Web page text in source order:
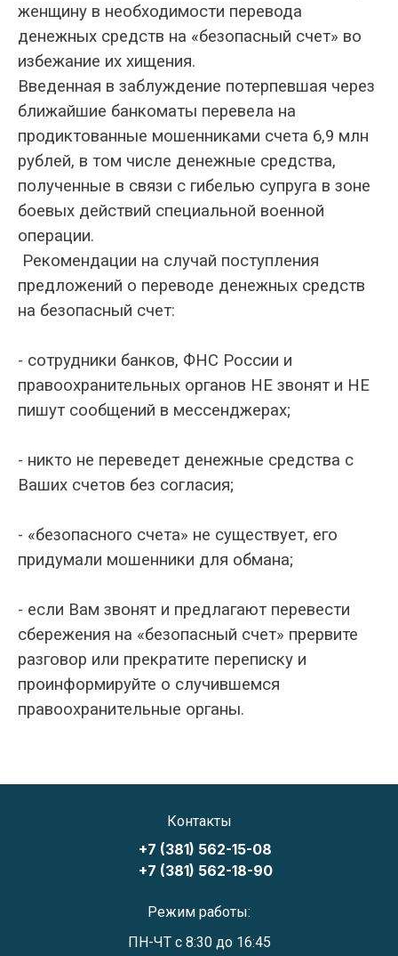
женщину в необходимости перевода
денежных средств на «безопасный счет» во
избежание их хищения.
Введенная в заблуждение потерпевшая через
ближайшие банкоматы перевела на
продиктованные мошенниками счета 6,9 млн
рублей, в том числе денежные средства,
полученные в связи с гибелью супруга в зоне
боевых действий специальной военной
операции.
Рекомендации на случай поступления
предложений о переводе денежных средств
на безопасный счет:
- сотрудники банков, ФНС России и
правоохранительных органов НЕ звонят и НЕ
пишут сообщений в мессенджерах;
- никто не переведет денежные средства с
Ваших счетов без согласия;
- «безопасного счета» не существует, его
придумали мошенники для обмана;
- если Вам звонят и предлагают перевести
сбережения на «безопасный счет» прервите
разговор или прекратите переписку и
проинформируйте о случившемся
правоохранительные органы.
Контакты
+7 (381) 562-15-08
+7 (381) 562-18-90
Режим работы:
ПН-ЧТ с 8:30 до 16:45